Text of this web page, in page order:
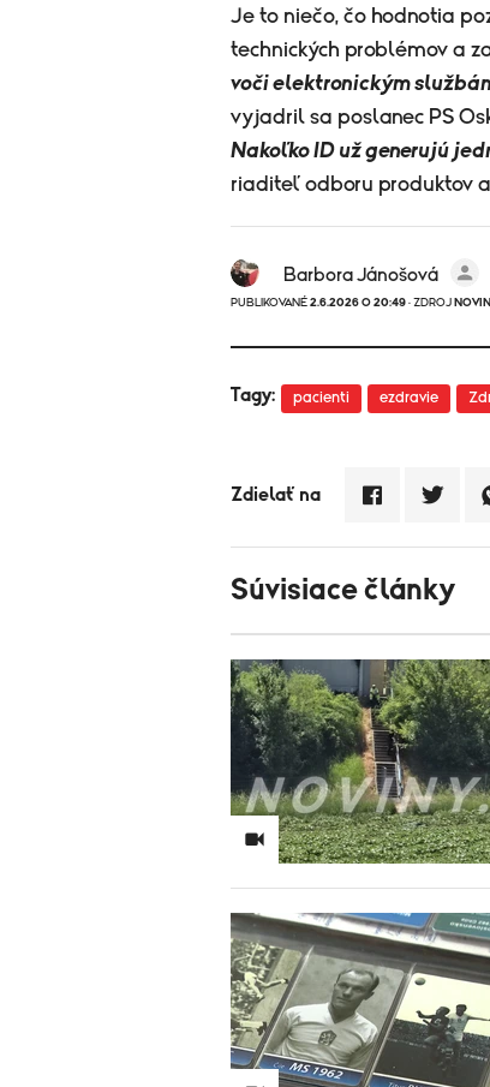
Je to niečo, čo hodnotia
technických problémov a
voči elektronickým
vyjadril sa poslanec PS
Nakoľko ID už generujú
riaditeľ odboru produktov
Barbora Jánošová
PUBLIKOVANÉ 2.6.2026 O 20:49 · ZDROJ
Tagy: pacienti ezdravie
Zdielať na
Súvisiace články